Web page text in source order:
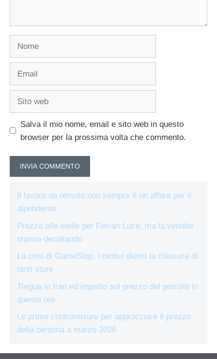
Salva il mio nome, email e sito web in questo
browser per la prossima volta che commento.
Il lavoro da remoto non sempre è un affare per il
dipendente
Prezzo alle stelle per Ferrari Luce, ma la vendite
stanno decollando
La crisi di GameStop: i motivi dietro la chiusura di
tanti store
Tregua in Iran ed impatto sul prezzo del petrolio in
queste ore
Le prime contromisure per approcciare il prezzo
della benzina a marzo 2026